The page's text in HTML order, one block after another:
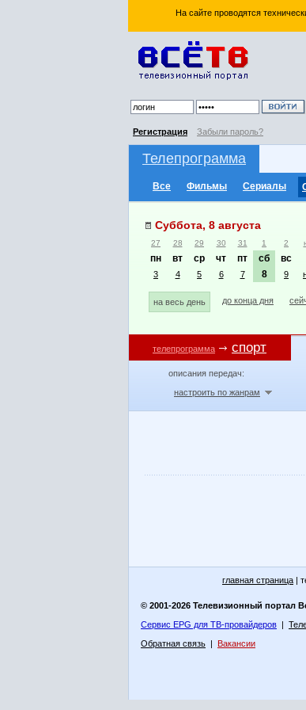
На сайте проводятся
Регистрация Забыли пароль?
Телепрограмма
Все Фильмы Сериалы
Суббота, 8 августа
27 28 29 30 31 1 2
пн вт ср чт пт сб вс
3 4 5 6 7 8 9
на весь день до конца дня
телепрограмма спорт
описания передач:
настроить по жанрам
главная страница |
© 2001-2026 Телевизионный портал
Сервис EPG для ТВ-провайдеров |
Обратная связь | Вакансии